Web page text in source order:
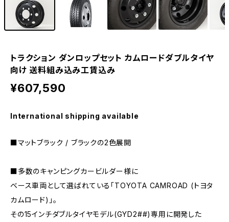
トラクション ダンロップセット カムロードダブルタイヤ
向け 送料組み込み工賃込み
¥607,590
International shipping available
■マットブラック / ブラックの2色展開
■多数のキャンピングカービルダー様に
ベース車両として選ばれている「TOYOTA CAMROAD (トヨタ
カムロード)」。
その15インチダブルタイヤモデル(GYD2##)専用に開発した